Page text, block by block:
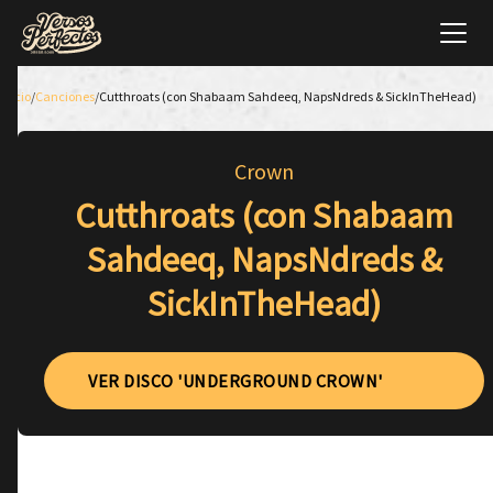
Inicio/Canciones/Cutthroats (con Shabaam Sahdeeq, NapsNdreds & SickInTheHead)
Crown
Cutthroats (con Shabaam
Sahdeeq, NapsNdreds &
SickInTheHead)
VER DISCO 'UNDERGROUND CROWN'